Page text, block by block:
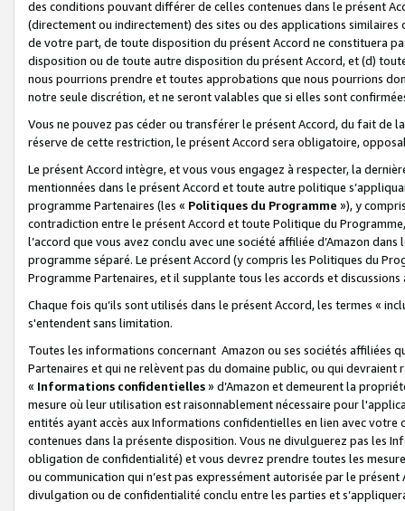
des conditions pouvant différer de celles contenues dans le présent
(directement ou indirectement) des sites ou des applications
de votre part, de toute disposition du présent Accord ne constituera
disposition ou de toute autre disposition du présent Accord, et (d)
nous pourrions prendre et toutes approbations que nous pourrions
notre seule discrétion, et ne seront valables que si elles sont
Vous ne pouvez pas céder ou transférer le présent Accord, du fait de
réserve de cette restriction, le présent Accord sera obligatoire,
Le présent Accord intègre, et vous vous engagez à respecter, la
mentionnées dans le présent Accord et toute autre politique
programme Partenaires (les « Politiques du Programme »), y
contradiction entre le présent Accord et toute Politique du
l’accord que vous avez conclu avec une société affiliée d’Amazon
programme séparé. Le présent Accord (y compris les Politiques du
Programme Partenaires, et il supplante tous les accords et discussions
Chaque fois qu’ils sont utilisés dans le présent Accord, les termes «
s'entendent sans limitation.
Toutes les informations concernant Amazon ou ses sociétés affiliées
Partenaires et qui ne relèvent pas du domaine public, ou qui
« Informations confidentielles» d’Amazon et demeurent la
mesure où leur utilisation est raisonnablement nécessaire pour
entités ayant accès aux Informations confidentielles en lien avec
contenues dans la présente disposition. Vous ne divulguerez pas les
obligation de confidentialité) et vous devrez prendre toutes les
ou communication qui n’est pas expressément autorisée par le
divulgation ou de confidentialité conclu entre les parties et